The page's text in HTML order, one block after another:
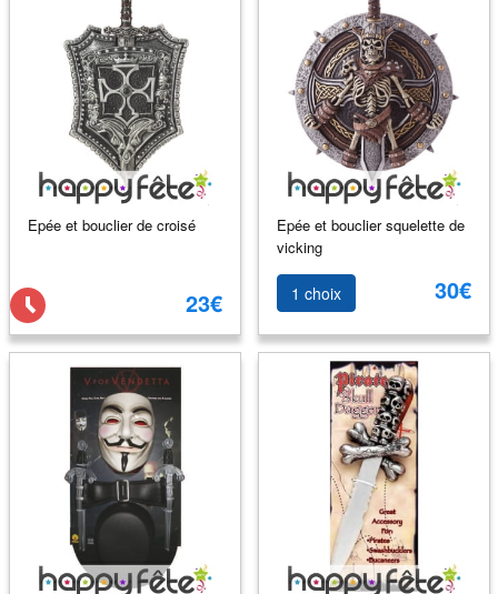
Epée et bouclier de croisé
23€
Epée et bouclier squelette de
vicking
1 choix 30€